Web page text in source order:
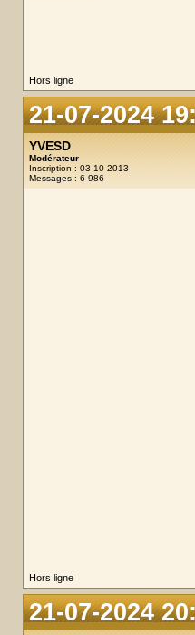
Hors ligne
21-07-2024
YVESD
Modérateur
Inscription : 03-10-2013
Messages : 6 986
Hors ligne
21-07-2024